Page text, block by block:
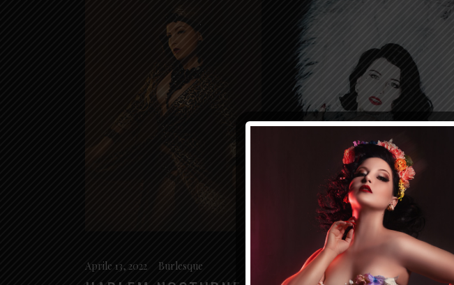
Aprile 13, 2022 Burlesque